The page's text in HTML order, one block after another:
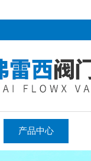
产品中心